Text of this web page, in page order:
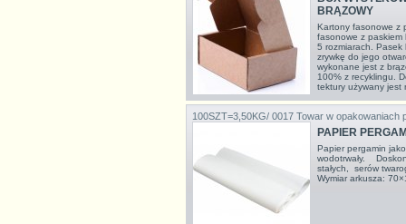
BRĄZOWY
Kartony fasonowe z
fasonowe z paskiem
5 rozmiarach. Pasek
zrywkę do jego
wykonane jest z
100% z recyklingu.
tektury używany jest
100SZT=3,50KG/ 0017 Towar w opakowaniach
PAPIER
Papier pergamin
wodotrwały.
stałych, serów
Wymiar arkusza: